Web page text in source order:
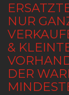
NUR
&
DER